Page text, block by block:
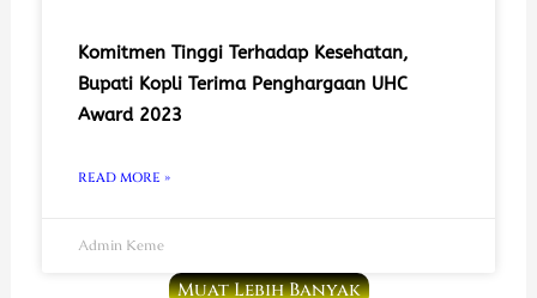
Komitmen Tinggi Terhadap Kesehatan,
Bupati Kopli Terima Penghargaan UHC
Award 2023
READ MORE »
Admin Keme
Muat Lebih Banyak